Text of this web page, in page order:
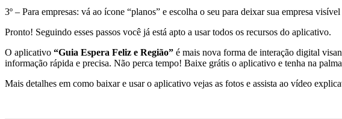
3º – Para empresas: vá ao ícone “planos” e escolha o seu para deixar sua empresa
Pronto! Seguindo esses passos você já está apto a usar todos os recursos do aplicativo.
O aplicativo “Guia Espera Feliz e Região” é mais nova forma de interação digital
informação rápida e precisa. Não perca tempo! Baixe grátis o aplicativo e tenha na
Mais detalhes em como baixar e usar o aplicativo vejas as fotos e assista ao vídeo